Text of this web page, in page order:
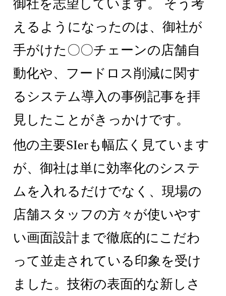
御社を志望しています。
そう考
えるようになったのは、御社が
手がけた〇〇チェーンの店舗自
動化や、フードロス削減に関す
るシステム導入の事例記事を拝
見したことがきっかけです。
他の主要SIerも幅広く見ています
が、御社は単に効率化のシステ
ムを入れるだけでなく、現場の
店舗スタッフの方々が使いやす
い画面設計まで徹底的にこだわ
って並走されている印象を受け
ました。技術の表面的な新しさ